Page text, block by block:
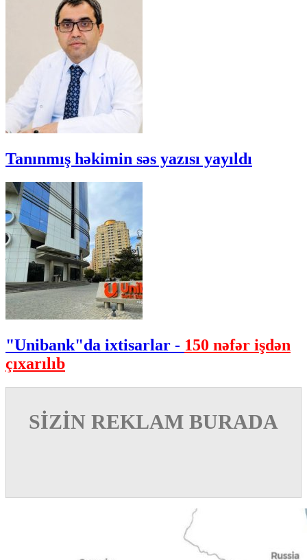
Tanınmış həkimin səs yazısı yayıldı
"Unibank"da ixtisarlar - 150 nəfər işdən
çıxarılıb
SİZİN REKLAM BURADA